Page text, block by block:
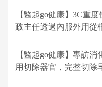
【醫起go健康】3C重
政主任透過內服外用從
【醫起go健康】專訪
用切除器官，完整切除